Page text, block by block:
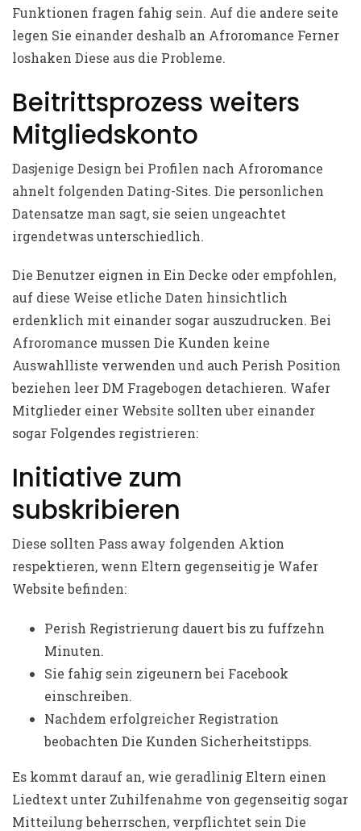
Funktionen fragen fahig sein. Auf die andere seite
legen Sie einander deshalb an Afroromance Ferner
loshaken Diese aus die Probleme.
Beitrittsprozess weiters
Mitgliedskonto
Dasjenige Design bei Profilen nach Afroromance
ahnelt folgenden Dating-Sites. Die personlichen
Datensatze man sagt, sie seien ungeachtet
irgendetwas unterschiedlich.
Die Benutzer eignen in Ein Decke oder empfohlen,
auf diese Weise etliche Daten hinsichtlich
erdenklich mit einander sogar auszudrucken. Bei
Afroromance mussen Die Kunden keine
Auswahlliste verwenden und auch Perish Position
beziehen leer DM Fragebogen detachieren. Wafer
Mitglieder einer Website sollten uber einander
sogar Folgendes registrieren:
Initiative zum
subskribieren
Diese sollten Pass away folgenden Aktion
respektieren, wenn Eltern gegenseitig je Wafer
Website befinden:
Perish Registrierung dauert bis zu fuffzehn
Minuten.
Sie fahig sein zigeunern bei Facebook
einschreiben.
Nachdem erfolgreicher Registration
beobachten Die Kunden Sicherheitstipps.
Es kommt darauf an, wie geradlinig Eltern einen
Liedtext unter Zuhilfenahme von gegenseitig sogar
Mitteilung beherrschen, verpflichtet sein Die